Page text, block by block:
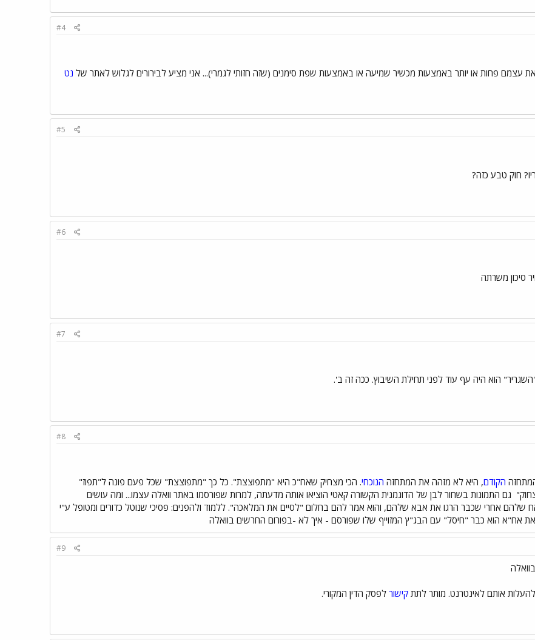
#4
עצמם פחות או יותר באמצעות מכשיר שמיעה או באמצעות שפת סימנים (שזה חזותי לגמרי)... אני מציע לבירורים לגלוש לאתר של נט
#5
חוק טבע כזה?
#6
סיכון משרתה
#7
"השגריר" הוא היה עף עוד לפני תחילת השיבוץ. ככה זה ב'.
#8
הקודם, היא לא מזהה את המתחזה הנוכחי. הכי מצחיק שאח"כ היא "מתפוצצת". כל כך "מתפוצצת" שכל פעם פונה ל"תפוז"
גם התמונות בשחור לבן של הדוגמנית הקשורה קאטי הוציאו אותה מדעתה, למרות שפורסמו באתר וואלה עצמו... ומה עושים
שלהם אחרי שכבר הרגו את אבא שלהם, והוא אמר להם בחלום "לסיים את המלאכה". ללמוד ולהפנים: פסיכי שנוטל כדורים ומטופל ע"י
את אח"א הוא כבר "חיסל" עם הבג"ץ המזוייף שלו שפורסם - איך לא -בפורום החרשים בוואלה
#9
אותם לאינטרנט. מותר לתת קישור לפסק הדין המקורי.